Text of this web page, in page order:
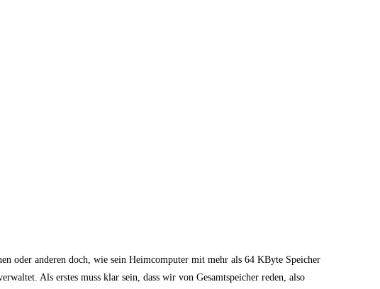
oder anderen doch, wie sein Heimcomputer mit mehr als 64 KByte Speicher
Als erstes muss klar sein, dass wir von Gesamtspeicher reden, also